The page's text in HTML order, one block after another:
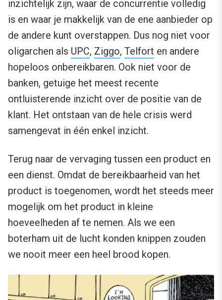
inzichtelijk zijn, waar de concurrentie volledig
is en waar je makkelijk van de ene aanbieder op
de andere kunt overstappen. Dus nog niet voor
oligarchen als UPC, Ziggo, Telfort en andere
hopeloos onbereikbaren. Ook niet voor de
banken, getuige het meest recente
ontluisterende inzicht over de positie van de
klant. Het ontstaan van de hele crisis werd
samengevat in één enkel inzicht.
Terug naar de vervaging tussen een product en
een dienst. Omdat de bereikbaarheid van het
product is toegenomen, wordt het steeds meer
mogelijk om het product in kleine
hoeveelheden af te nemen. Als we een
boterham uit de lucht konden knippen zouden
we nooit meer een heel brood kopen.